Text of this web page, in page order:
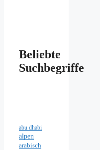
Beliebte
Suchbegriffe
abu dhabi
alpen
arabisch